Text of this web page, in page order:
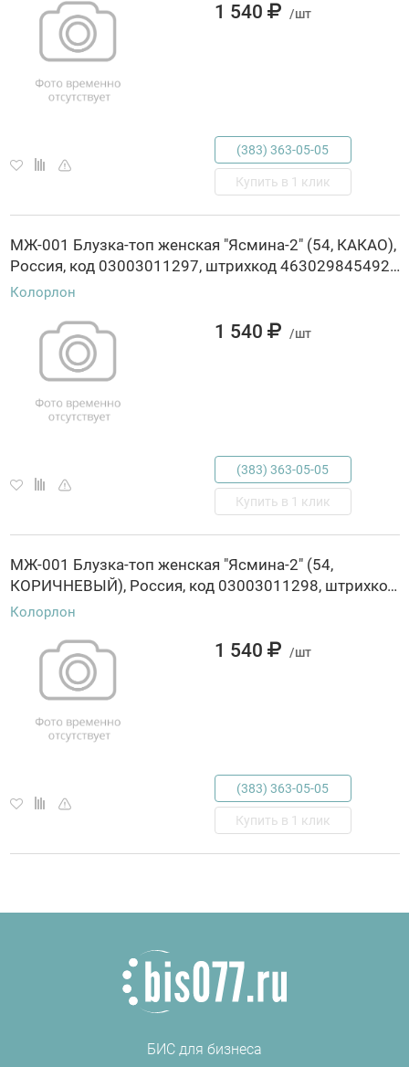
1 540 /шт
(383) 363-05-05
Купить в 1 клик
МЖ-001 Блузка-топ женская "Ясмина-2" (54, КАКАО),
Россия, код 03003011297, штрихкод 463029845492, артикул МЖ-001
Колорлон
1 540 /шт
(383) 363-05-05
Купить в 1 клик
МЖ-001 Блузка-топ женская "Ясмина-2" (54,
КОРИЧНЕВЫЙ), Россия, код 03003011298, штрихкод 463029845498, артикул МЖ-001
Колорлон
1 540 /шт
(383) 363-05-05
Купить в 1 клик
БИС для бизнеса